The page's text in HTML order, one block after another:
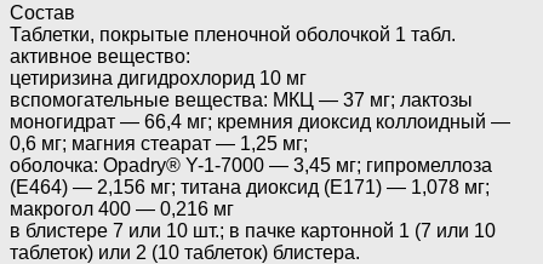
Состав
Таблетки, покрытые пленочной оболочкой 1 табл.
активное вещество:
цетиризина дигидрохлорид 10 мг
вспомогательные вещества: МКЦ — 37 мг; лактозы
моногидрат — 66,4 мг; кремния диоксид коллоидный —
0,6 мг; магния стеарат — 1,25 мг;
оболочка: Opadry® Y-1-7000 — 3,45 мг; гипромеллоза
(Е464) — 2,156 мг; титана диоксид (Е171) — 1,078 мг;
макрогол 400 — 0,216 мг
в блистере 7 или 10 шт.; в пачке картонной 1 (7 или 10
таблеток) или 2 (10 таблеток) блистера.